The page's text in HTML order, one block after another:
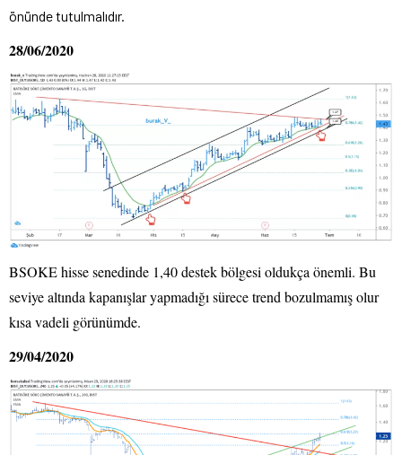
önünde tutulmalıdır.
28/06/2020
BSOKE hisse senedinde 1,40 destek bölgesi oldukça önemli. Bu
seviye altında kapanışlar yapmadığı sürece trend bozulmamış olur
kısa vadeli görünümde.
29/04/2020